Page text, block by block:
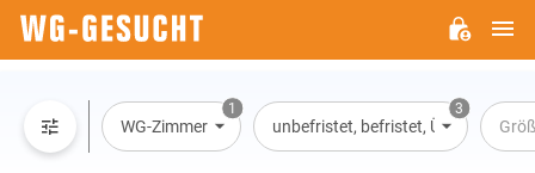
1
WG-Zimmer
3
unbefristet, befristet, Übernachtung